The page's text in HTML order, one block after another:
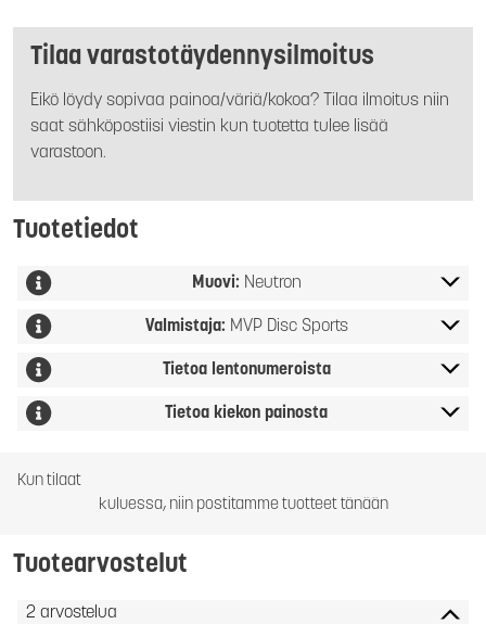
Tilaa varastotäydennysilmoitus
Eikö löydy sopivaa painoa/väriä/kokoa? Tilaa ilmoitus niin
saat sähköpostiisi viestin kun tuotetta tulee lisää
varastoon.
Tuotetiedot
Muovi: Neutron
Valmistaja: MVP Disc Sports
Tietoa lentonumeroista
Tietoa kiekon painosta
Kun tilaat
kuluessa, niin postitamme tuotteet tänään
Tuotearvostelut
2 arvostelua